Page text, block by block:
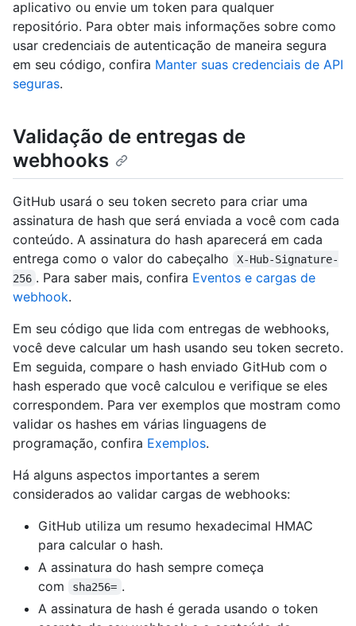
aplicativo ou envie um token para qualquer
repositório. Para obter mais informações sobre como
usar credenciais de autenticação de maneira segura
em seu código, confira Manter suas credenciais de API
seguras.
Validação de entregas de
webhooks
GitHub usará o seu token secreto para criar uma
assinatura de hash que será enviada a você com cada
conteúdo. A assinatura do hash aparecerá em cada
entrega como o valor do cabeçalho
X-Hub-Signature-
256 . Para saber mais, confira Eventos e cargas de
webhook.
Em seu código que lida com entregas de webhooks,
você deve calcular um hash usando seu token secreto.
Em seguida, compare o hash enviado GitHub com o
hash esperado que você calculou e verifique se eles
correspondem. Para ver exemplos que mostram como
validar os hashes em várias linguagens de
programação, confira Exemplos.
Há alguns aspectos importantes a serem
considerados ao validar cargas de webhooks:
GitHub utiliza um resumo hexadecimal HMAC
para calcular o hash.
A assinatura do hash sempre começa
com
sha256= .
A assinatura de hash é gerada usando o token